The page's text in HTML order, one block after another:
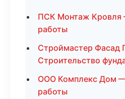
ПСК Монтаж Кровля
работы
Строймастер
Строительство
ООО Комплекс Дом
работы